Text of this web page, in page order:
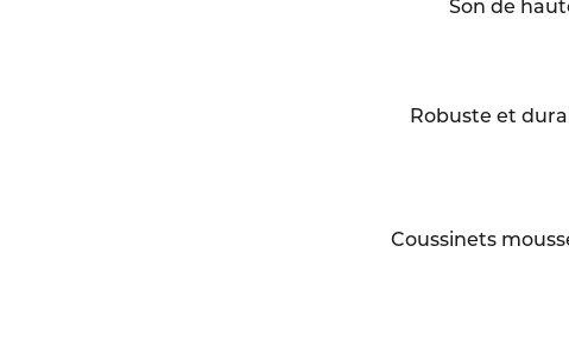
Son de
Robuste et
Coussinets